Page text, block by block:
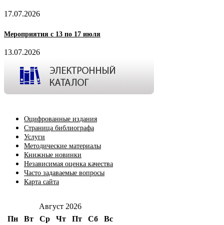
17.07.2026
Мероприятия с 13 по 17 июля
13.07.2026
Оцифрованные издания
Страница библиографа
Услуги
Методические материалы
Книжные новинки
Независимая оценка качества
Часто задаваемые вопросы
Карта сайта
Август 2026
Пн
Вт Ср Чт Пт Сб
Вс